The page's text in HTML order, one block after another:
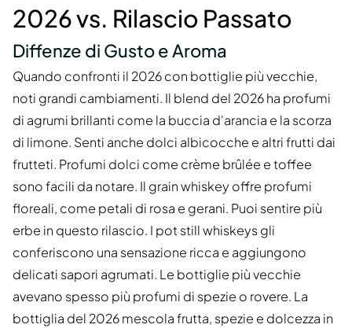
2026 vs. Rilascio Passato
Diffenze di Gusto e Aroma
Quando confronti il 2026 con bottiglie più vecchie,
noti grandi cambiamenti. Il blend del 2026 ha profumi
di agrumi brillanti come la buccia d'arancia e la scorza
di limone. Senti anche dolci albicocche e altri frutti dai
frutteti. Profumi dolci come crème brûlée e toffee
sono facili da notare. Il grain whiskey offre profumi
floreali, come petali di rosa e gerani. Puoi sentire più
erbe in questo rilascio. I pot still whiskeys gli
conferiscono una sensazione ricca e aggiungono
delicati sapori agrumati. Le bottiglie più vecchie
avevano spesso più profumi di spezie o rovere. La
bottiglia del 2026 mescola frutta, spezie e dolcezza in